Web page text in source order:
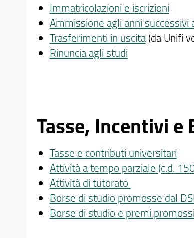
Immatricolazioni e iscrizioni
Ammissione agli anni successivi
Trasferimenti in uscita(da Unifi
Rinuncia agli studi
Tasse, Incentivi e
Tasse e contributi universitari
Attività a tempo parziale (c.d.
Attività di tutorato
Borse di studio promosse dal
Borse di studio e premi